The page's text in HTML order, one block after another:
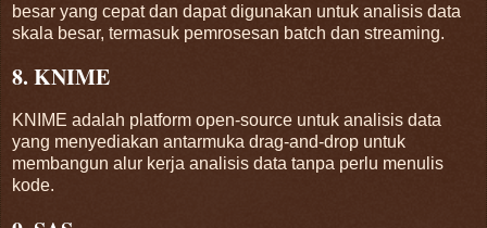
besar yang cepat dan dapat digunakan untuk analisis data
skala besar, termasuk pemrosesan batch dan streaming.
8. KNIME
KNIME adalah platform open-source untuk analisis data
yang menyediakan antarmuka drag-and-drop untuk
membangun alur kerja analisis data tanpa perlu menulis
kode.